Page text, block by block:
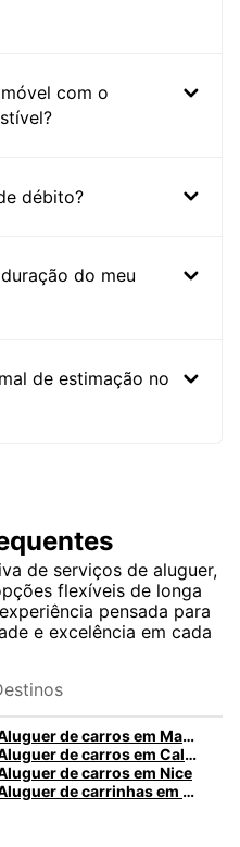
com o
débito?
do meu
de estimação no
de serviços de aluguer,
flexíveis de longa
pensada para
e excelência em cada
Aluguer de carros em Madrid
Aluguer de carros em Caldas da Rainha
de carros em Nice
Aluguer de carrinhas em Santa Maria da Feira